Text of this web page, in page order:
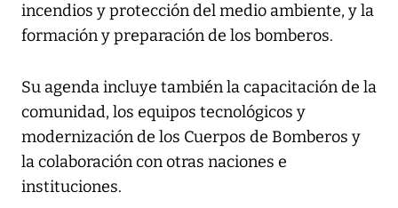
incendios y protección del medio ambiente, y la
formación y preparación de los bomberos.
Su agenda incluye también la capacitación de la
comunidad, los equipos tecnológicos y
modernización de los Cuerpos de Bomberos y
la colaboración con otras naciones e
instituciones.